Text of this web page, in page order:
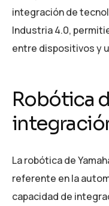
integración de
Industria 4.0,
entre dispositivos y
Robótica
La robótica de
referente en la
capacidad de